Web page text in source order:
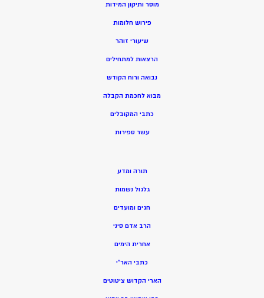
מוסר ותיקון המידות
פירוש חלומות
שיעורי זוהר
הרצאות למתחילים
נבואה ורוח הקודש
מבוא לחכמת הקבלה
כתבי המקובלים
עשר ספירות
תורה ומדע
גלגול נשמות
חגים ומועדים
הרב אדם סיני
אחרית הימים
כתבי האר”י
הארי הקדוש ציטוטים